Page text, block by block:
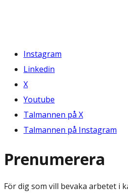
Instagram
Linkedin
X
Youtube
Talmannen på X
Talmannen på Instagram
Prenumerera
För dig som vill bevaka arbetet i